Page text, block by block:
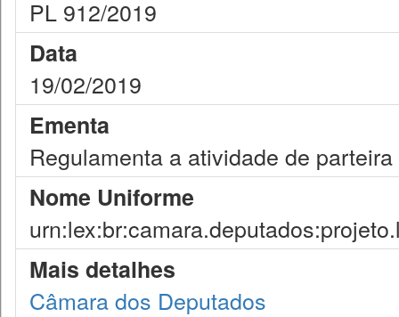
PL 912/2019
Data
19/02/2019
Ementa
Regulamenta a atividade de
Nome Uniforme
Mais detalhes
Câmara dos Deputados